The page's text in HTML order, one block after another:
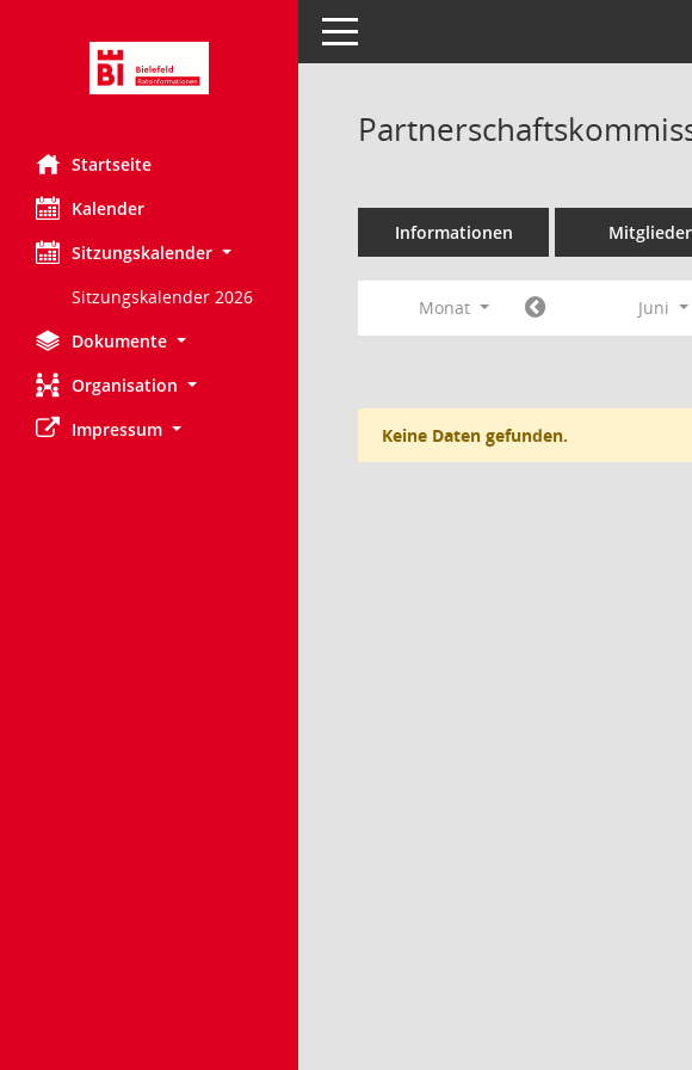
Startseite
Kalender
Sitzungskalender
Sitzungskalender 2026
Dokumente
Organisation
Impressum
Toggle navigation
Informationen Mitglieder
Monat Juni
Keine Daten gefunden.